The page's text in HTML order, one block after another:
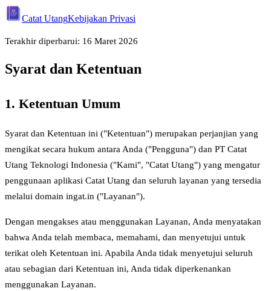
Catat UtangKebijakan Privasi
Terakhir diperbarui: 16 Maret 2026
Syarat dan Ketentuan
1. Ketentuan Umum
Syarat dan Ketentuan ini ("Ketentuan") merupakan perjanjian yang
mengikat secara hukum antara Anda ("Pengguna") dan PT Catat
Utang Teknologi Indonesia ("Kami", "Catat Utang") yang mengatur
penggunaan aplikasi Catat Utang dan seluruh layanan yang tersedia
melalui domain ingat.in ("Layanan").
Dengan mengakses atau menggunakan Layanan, Anda menyatakan
bahwa Anda telah membaca, memahami, dan menyetujui untuk
terikat oleh Ketentuan ini. Apabila Anda tidak menyetujui seluruh
atau sebagian dari Ketentuan ini, Anda tidak diperkenankan
menggunakan Layanan.